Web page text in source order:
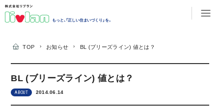
もっと、「正しい住まいづくり」を。
TOP › お知らせ › BL (ブリーズライン) 値とは？
BL (ブリーズライン) 値とは？
ABOUT 2014.06.14